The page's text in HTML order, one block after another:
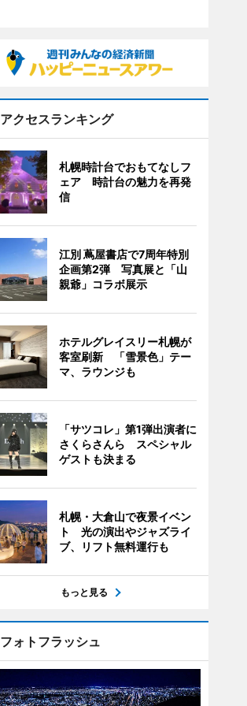
アクセスランキング
札幌時計台でおもてなしフ
ェア 時計台の魅力を再発
信
江別 蔦屋書店で7周年特別
企画第2弾 写真展と「山
親爺」コラボ展示
ホテルグレイスリー札幌が
客室刷新 「雪景色」テー
マ、ラウンジも
「サツコレ」第1弾出演者に
さくらさんら スペシャル
ゲストも決まる
札幌・大倉山で夜景イベン
ト 光の演出やジャズライ
ブ、リフト無料運行も
もっと見る
フォトフラッシュ